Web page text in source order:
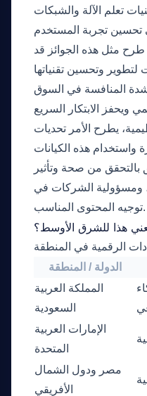
تعلم الآلة والشبكات
طرح مثل هذه الجوائز قد
وتحسين تقنياتها
المنافسة في السوق
يطرح الأمر تحديات
واستخدام هذه الكيانات
بالتحقق من صحة وتأثير
ومسؤولية الشركات في
توجيه المحتوى المناسب.
يعني هذا للشرق الأوسط؟
الدولة / المنطقة
المملكة العربية
السعودية
الإمارات العربية
المتحدة
مصر ودول الشمال
الأفريقي